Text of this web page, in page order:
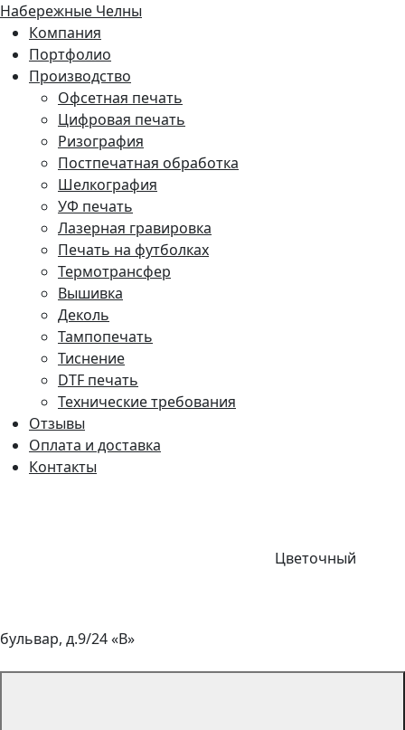
Набережные Челны
Компания
Портфолио
Производство
Офсетная печать
Цифровая печать
Ризография
Постпечатная обработка
Шелкография
УФ печать
Лазерная гравировка
Печать на футболках
Термотрансфер
Вышивка
Деколь
Тампопечать
Тиснение
DTF печать
Технические требования
Отзывы
Оплата и доставка
Контакты
Цветочный
бульвар, д.9/24 «В»